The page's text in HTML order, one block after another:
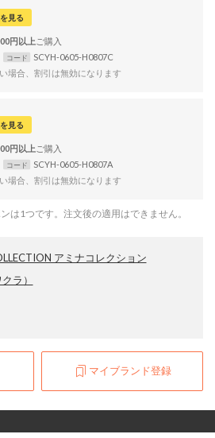
見る
円以上
コード
SCYH-0605-H0807C
場合、割引は無効になります
見る
円以上
コード
SCYH-0605-H0807A
場合、割引は無効になります
は1つです。注文後の適用はできません。
アミナコレクション
ラ）
マイブランド登録